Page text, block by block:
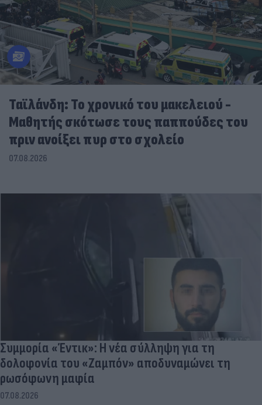
Ταϊλάνδη: Το χρονικό του μακελειού -
Μαθητής σκότωσε τους παππούδες του
πριν ανοίξει πυρ στο σχολείο
07.08.2026
Συμμορία «Έντικ»: Η νέα σύλληψη για τη
δολοφονία του «Ζαμπόν» αποδυναμώνει τη
ρωσόφωνη μαφία
07.08.2026